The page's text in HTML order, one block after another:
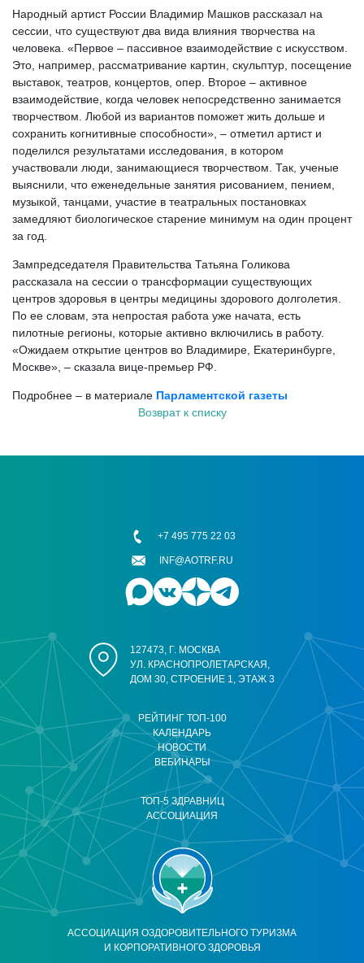
Народный артист России Владимир Машков рассказал на
сессии, что существуют два вида влияния творчества на
человека. «Первое – пассивное взаимодействие с искусством.
Это, например, рассматривание картин, скульптур, посещение
выставок, театров, концертов, опер. Второе – активное
взаимодействие, когда человек непосредственно занимается
творчеством. Любой из вариантов поможет жить дольше и
сохранить когнитивные способности», – отметил артист и
поделился результатами исследования, в котором
участвовали люди, занимающиеся творчеством. Так, ученые
выяснили, что еженедельные занятия рисованием, пением,
музыкой, танцами, участие в театральных постановках
замедляют биологическое старение минимум на один процент
за год.
Зампредседателя Правительства Татьяна Голикова
рассказала на сессии о трансформации существующих
центров здоровья в центры медицины здорового долголетия.
По ее словам, эта непростая работа уже начата, есть
пилотные регионы, которые активно включились в работу.
«Ожидаем открытие центров во Владимире, Екатеринбурге,
Москве», – сказала вице-премьер РФ.
Подробнее – в материале Парламентской газеты
Возврат к списку
АССОЦИАЦИЯ ОЗДОРОВИТЕЛЬНОГО ТУРИЗМА
И КОРПОРАТИВНОГО ЗДОРОВЬЯ
РЕЙТИНГ ТОП-100
КАЛЕНДАРЬ
НОВОСТИ
ВЕБИНАРЫ
ТОП-5 ЗДРАВНИЦ
АССОЦИАЦИЯ
127473, Г. МОСКВА
УЛ. КРАСНОПРОЛЕТАРСКАЯ,
ДОМ 30, СТРОЕНИЕ 1, ЭТАЖ 3
+7 495 775 22 03
INF@AOTRF.RU